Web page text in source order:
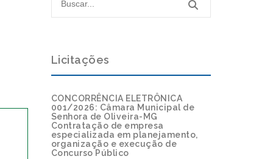
Licitações
CONCORRÊNCIA ELETRÔNICA
001/2026: Câmara Municipal de
Senhora de Oliveira-MG
Contratação de empresa
especializada em planejamento,
organização e execução de
Concurso Público